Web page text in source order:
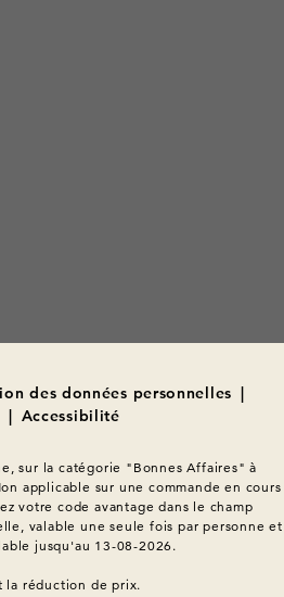
des données personnelles |
| Accessibilité
sur la catégorie "Bonnes Affaires" à
applicable sur une commande en cours
votre code avantage dans le champ
valable une seule fois par personne et
jusqu'au 13-08-2026.